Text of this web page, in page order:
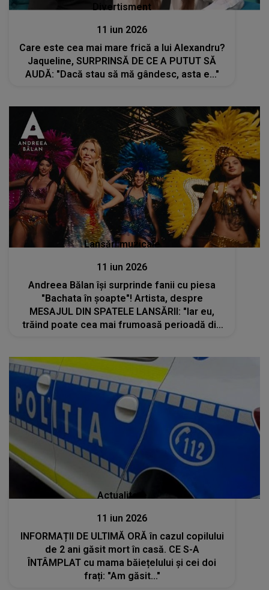
Divertisment
11 iun 2026
Care este cea mai mare frică a lui Alexandru?
Jaqueline, SURPRINSĂ DE CE A PUTUT SĂ
AUDĂ: "Dacă stau să mă gândesc, asta e..."
Lansări muzicale
11 iun 2026
Andreea Bălan își surprinde fanii cu piesa
"Bachata în șoapte"! Artista, despre
MESAJUL DIN SPATELE LANSĂRII: "Iar eu,
trăind poate cea mai frumoasă perioadă din
le port
Actualitate
11 iun 2026
INFORMAȚII DE ULTIMĂ ORĂ în cazul copilului
de 2 ani găsit mort în casă. CE S-A
ÎNTÂMPLAT cu mama băiețelului și cei doi
frați: "Am găsit..."